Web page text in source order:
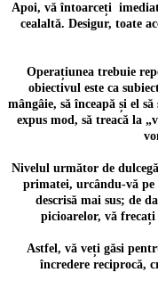
Apoi, vă întoarceți
cealaltă. Desigur, toate
Operațiunea trebuie
obiectivul este ca
mângâie, să înceapă și el
expus mod, să treacă la
Nivelul următor de
primatei, urcându-vă pe
descrisă mai sus; de
picioarelor, vă
Astfel, vă veți găsi
încredere reciprocă,